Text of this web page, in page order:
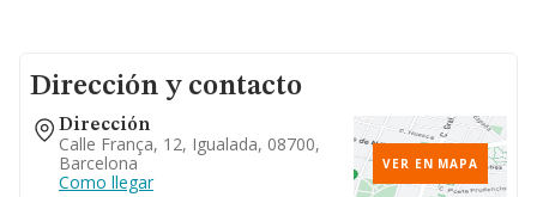
Dirección y contacto
Dirección
Calle França, 12, Igualada, 08700,
Barcelona
Como llegar
VER EN MAPA